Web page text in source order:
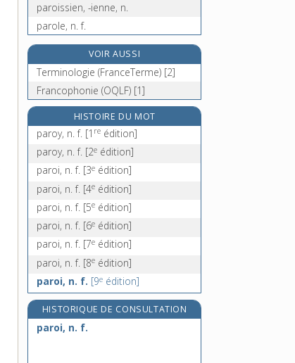
paroissien, -ienne, n.
parole, n. f.
paroli, n. m.
parolier, -ière, n.
paronomase, n. f.
paronomasie, n. f.[7eédition]
paronyme, n. m.
VOIR AUSSI
Terminologie (FranceTerme) [2]
Francophonie (OQLF) [1]
HISTOIRE DU MOT
paroy, n. f. [1 re édition]
paroy, n. f. [2e édition]
paroi, n. f. [3e édition]
paroi, n. f. [4e édition]
paroi, n. f. [5e édition]
paroi, n. f. [6e édition]
paroi, n. f. [7e édition]
paroi, n. f. [8e édition]
paroi, n. f. [9e édition]
HISTORIQUE DE CONSULTATION
paroi, n. f.